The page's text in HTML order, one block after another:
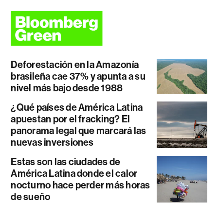
Deforestación en la Amazonía
brasileña cae 37% y apunta a su
nivel más bajo desde 1988
¿Qué países de América Latina
apuestan por el fracking? El
panorama legal que marcará las
nuevas inversiones
Estas son las ciudades de
América Latina donde el calor
nocturno hace perder más horas
de sueño